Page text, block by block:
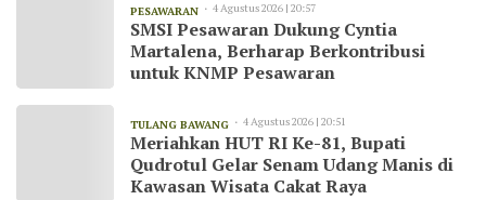
PESAWARAN 4 Agustus 2026 | 20:57
SMSI Pesawaran Dukung Cyntia
Martalena, Berharap Berkontribusi
untuk KNMP Pesawaran
TULANG BAWANG 4 Agustus 2026 | 20:51
Meriahkan HUT RI Ke-81, Bupati
Qudrotul Gelar Senam Udang Manis di
Kawasan Wisata Cakat Raya